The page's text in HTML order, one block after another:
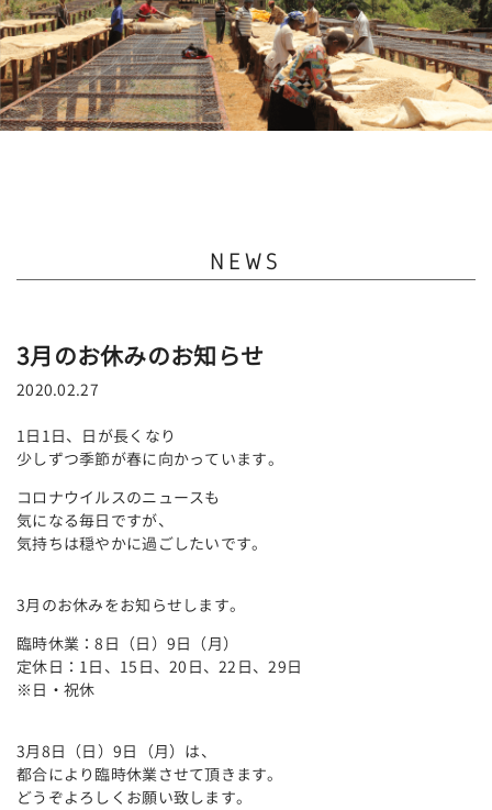
NEWS
3月のお休みのお知らせ
2020.02.27
1日1日、日が長くなり
少しずつ季節が春に向かっています。
コロナウイルスのニュースも
気になる毎日ですが、
気持ちは穏やかに過ごしたいです。
3月のお休みをお知らせします。
臨時休業：8日（日）9日（月）
定休日：1日、15日、20日、22日、29日
※日・祝休
3月8日（日）9日（月）は、
都合により臨時休業させて頂きます。
どうぞよろしくお願い致します。